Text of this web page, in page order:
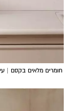
חומרים מלאים בקסם |